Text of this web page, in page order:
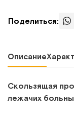
Поделиться:
Описание
Скользящая
лежачих